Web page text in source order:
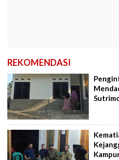
REKOMENDASI